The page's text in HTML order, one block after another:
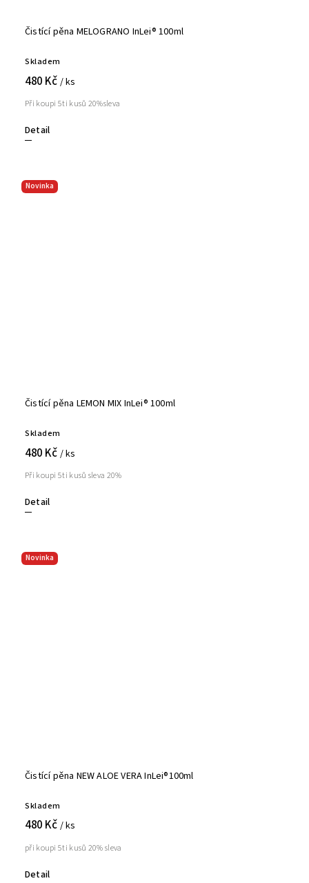
Čistící pěna MELOGRANO InLei® 100ml
Skladem
480 Kč / ks
Detail
Při koupi 5ti kusů 20%sleva
Novinka
Čistící pěna LEMON MIX InLei® 100ml
Skladem
480 Kč / ks
Detail
Při koupi 5ti kusů sleva 20%
Novinka
Čistící pěna NEW ALOE VERA InLei®100ml
Skladem
480 Kč / ks
Detail
při koupi 5ti kusů 20% sleva